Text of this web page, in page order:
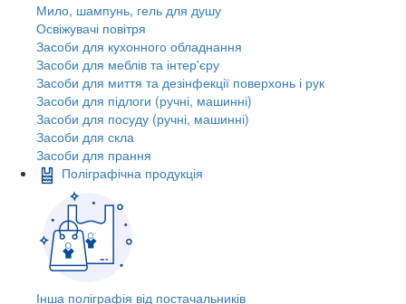
Мило, шампунь, гель для душу
Освіжувачі повітря
Засоби для кухонного обладнання
Засоби для меблів та інтер'єру
Засоби для миття та дезінфекції поверхонь і рук
Засоби для підлоги (ручні, машинні)
Засоби для посуду (ручні, машинні)
Засоби для скла
Засоби для прання
Поліграфічна продукція
Інша поліграфія від постачальників